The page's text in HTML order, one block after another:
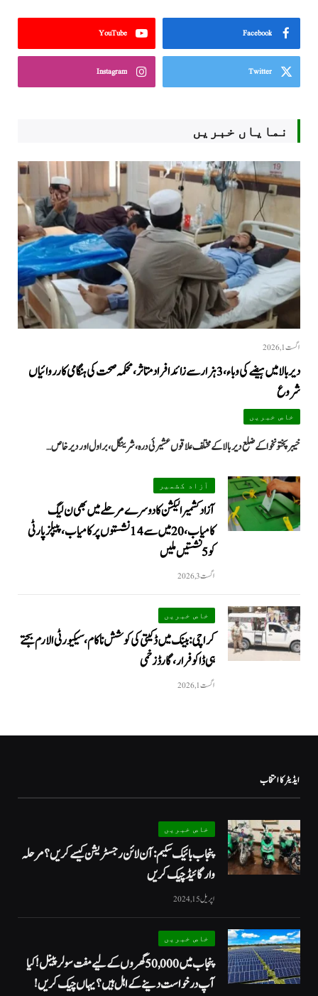
Facebook
YouTube
Twitter
Instagram
نمایاں خبریں
اگست 1, 2026
دیر بالا میں ہیضے کی وباء، 3 ہزار سے زائد افراد متاثر، محکمہ صحت کی ہنگامی کارروائیاں
شروع
خاص خبریں
خیبرپختونخوا کے ضلع دیر بالا کے مختلف علاقوں عشیرئی درہ، شرینگل، براول اور دیر خاص…
آزاد کشمیر
آزاد کشمیر الیکشن کا دوسرے مرحلے میں بھی ن لیگ
کامیاب، 20 میں سے 14 نشستوں پر کامیاب، پیپلزپارٹی
کو 5 نشستیں ملیں
اگست 3, 2026
خاص خبریں
کراچی: بینک میں ڈکیتی کی کوشش ناکام، سیکیورٹی الارم بجتے
ہی ڈاکو فرار، گارڈ زخمی
اگست 1, 2026
ایڈیٹر کا انتخاب
خاص خبریں
پنجاب بائیک سکیم: آن لائن رجسٹریشن کیسے کریں؟ مرحلہ
وار گائیڈ چیک کریں
اپریل 15, 2024
خاص خبریں
پنجاب میں 50,000 گھروں کے لیے مفت سولر پینل! کیا
آپ درخواست دینے کے اہل ہیں؟ یہاں چیک کریں!